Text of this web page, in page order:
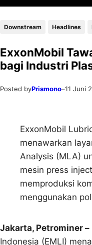
Downstream Headlines
ExxonMobil
bagi Industri
Posted byPrismono–11 Juni
ExxonMobil
menawarkan
Analysis (MLA)
mesin press
memproduksi
menggunakan
Jakarta, Petrominer –
Indonesia (EMLI)